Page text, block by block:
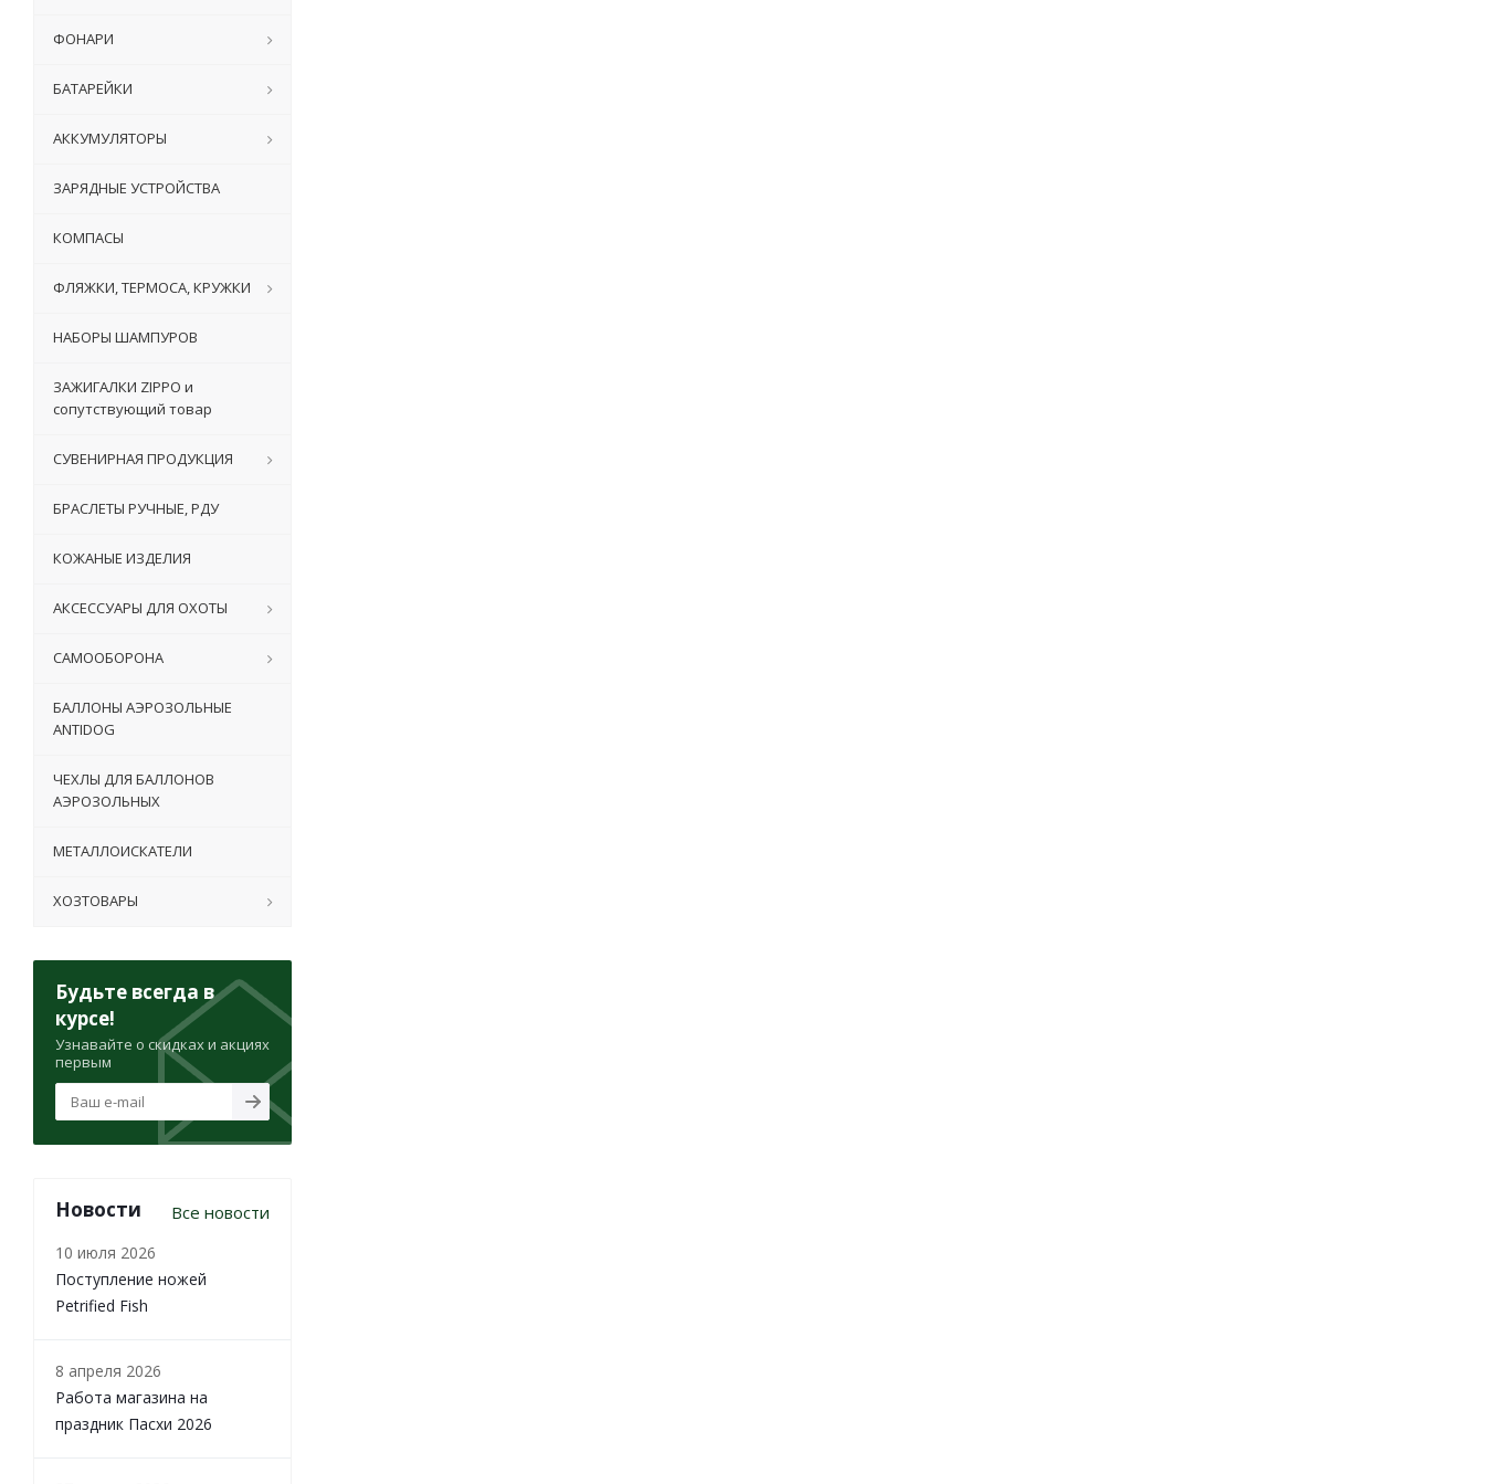
ФОНАРИ
БАТАРЕЙКИ
АККУМУЛЯТОРЫ
ЗАРЯДНЫЕ УСТРОЙСТВА
КОМПАСЫ
ФЛЯЖКИ, ТЕРМОСА, КРУЖКИ
НАБОРЫ ШАМПУРОВ
ЗАЖИГАЛКИ ZIPPO и
сопутствующий товар
СУВЕНИРНАЯ ПРОДУКЦИЯ
БРАСЛЕТЫ РУЧНЫЕ, РДУ
КОЖАНЫЕ ИЗДЕЛИЯ
АКСЕССУАРЫ ДЛЯ ОХОТЫ
САМООБОРОНА
БАЛЛОНЫ АЭРОЗОЛЬНЫЕ
ANTIDOG
ЧЕХЛЫ ДЛЯ БАЛЛОНОВ
АЭРОЗОЛЬНЫХ
МЕТАЛЛОИСКАТЕЛИ
ХОЗТОВАРЫ
Будьте всегда в
курсе!
Узнавайте о скидках и акциях
первым
Новости Все новости
10 июля 2026
Поступление ножей
Petrified Fish
8 апреля 2026
Работа магазина на
праздник Пасхи 2026